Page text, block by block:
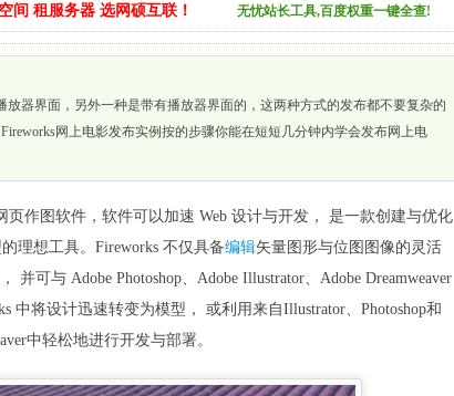
间 租服务器 选网硕互联！ 无忧站长工具,百度权重一键全查!
器界面，另外一种是带有播放器界面的，这两种方式的发布都不要复杂的
网上电影发布实例按的步骤你能在短短几分钟内学会发布网上电
作图软件，软件可以加速 Web 设计与开发， 是一款创建与优化
理想工具。Fireworks 不仅具备编辑矢量图形与位图图像的灵活
可与 Adobe Photoshop、Adobe Illustrator、Adobe Dreamweaver
中将设计迅速转变为模型， 或利用来自Illustrator、Photoshop和
中轻松地进行开发与部署。